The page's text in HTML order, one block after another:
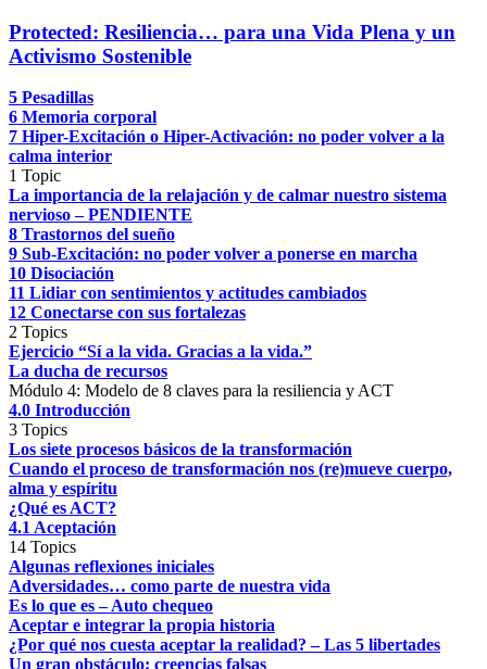
Protected: Resiliencia… para una Vida Plena y un
Activismo Sostenible
5 Pesadillas
6 Memoria corporal
7 Hiper-Excitación o Hiper-Activación: no poder volver a la
calma interior
1 Topic
La importancia de la relajación y de calmar nuestro sistema
nervioso – PENDIENTE
8 Trastornos del sueño
9 Sub-Excitación: no poder volver a ponerse en marcha
10 Disociación
11 Lidiar con sentimientos y actitudes cambiados
12 Conectarse con sus fortalezas
2 Topics
Ejercicio “Sí a la vida. Gracias a la vida.”
La ducha de recursos
Módulo 4: Modelo de 8 claves para la resiliencia y ACT
4.0 Introducción
3 Topics
Los siete procesos básicos de la transformación
Cuando el proceso de transformación nos (re)mueve cuerpo,
alma y espíritu
¿Qué es ACT?
4.1 Aceptación
14 Topics
Algunas reflexiones iniciales
Adversidades… como parte de nuestra vida
Es lo que es – Auto chequeo
Aceptar e integrar la propia historia
¿Por qué nos cuesta aceptar la realidad? – Las 5 libertades
Un gran obstáculo: creencias falsas